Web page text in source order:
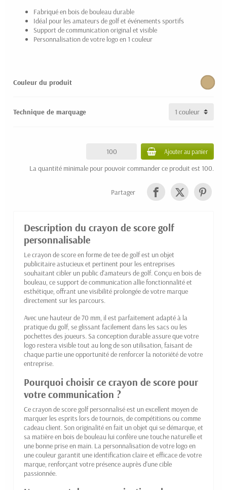
Fabriqué en bois de bouleau durable
Idéal pour les amateurs de golf et événements sportifs
Support de communication original et visible
Personnalisation de votre logo en 1 couleur
Couleur du produit
Technique de marquage
Ajouter au panier
La quantité minimale pour pouvoir commander ce produit est 100.
Partager
Description du crayon de score golf
personnalisable
Le crayon de score en forme de tee de golf est un objet
publicitaire astucieux et pertinent pour les entreprises
souhaitant cibler un public d'amateurs de golf. Conçu en bois de
bouleau, ce support de communication allie fonctionnalité et
esthétique, offrant une visibilité prolongée de votre marque
directement sur les parcours.
Avec une hauteur de 70 mm, il est parfaitement adapté à la
pratique du golf, se glissant facilement dans les sacs ou les
pochettes des joueurs. Sa conception durable assure que votre
logo restera visible tout au long de son utilisation, faisant de
chaque partie une opportunité de renforcer la notoriété de votre
entreprise.
Pourquoi choisir ce crayon de score pour
votre communication ?
Ce crayon de score golf personnalisé est un excellent moyen de
marquer les esprits lors de tournois, de compétitions ou comme
cadeau client. Son originalité en fait un objet qui se démarque, et
sa matière en bois de bouleau lui confère une touche naturelle et
une bonne prise en main. La personnalisation de votre logo en
une couleur garantit une identification claire et efficace de votre
marque, renforçant votre présence auprès d'une cible
passionnée.